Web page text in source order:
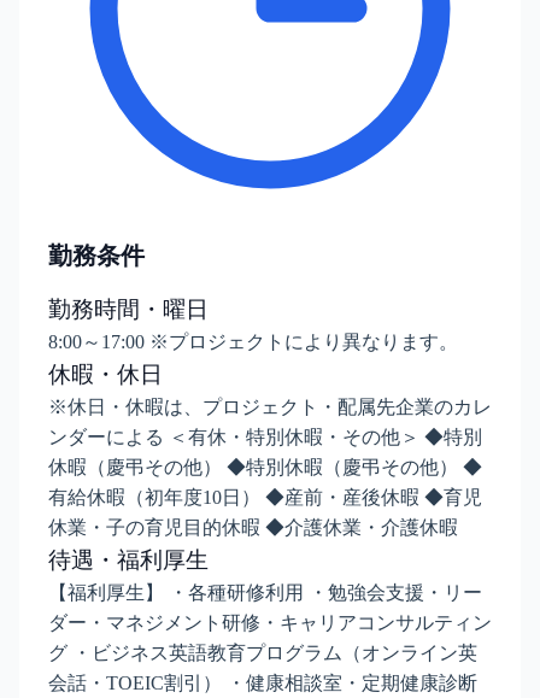
勤務条件
勤務時間・曜日
8:00～17:00 ※プロジェクトにより異なります。
休暇・休日
※休日・休暇は、プロジェクト・配属先企業のカレ
ンダーによる ＜有休・特別休暇・その他＞ ◆特別
休暇（慶弔その他） ◆特別休暇（慶弔その他） ◆
有給休暇（初年度10日） ◆産前・産後休暇 ◆育児
休業・子の育児目的休暇 ◆介護休業・介護休暇
待遇・福利厚生
【福利厚生】 ・各種研修利用 ・勉強会支援・リー
ダー・マネジメント研修・キャリアコンサルティン
グ ・ビジネス英語教育プログラム（オンライン英
会話・TOEIC割引） ・健康相談室・定期健康診断